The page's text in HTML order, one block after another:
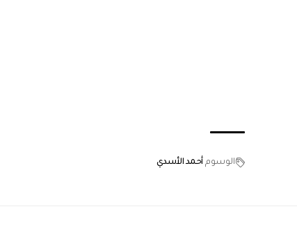
الوسوم أحمد الأسدي